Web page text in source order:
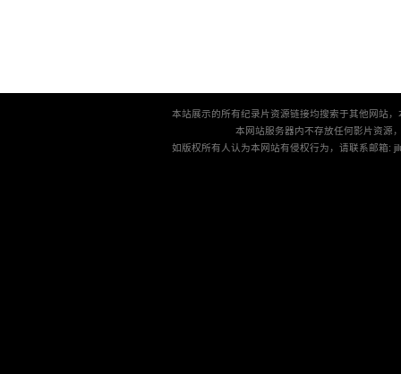
本站展示的所有纪录片资源链接均搜索于其他网站
本网站服务器内不存放任何影片资源
如版权所有人认为本网站有侵权行为，请联系邮箱: